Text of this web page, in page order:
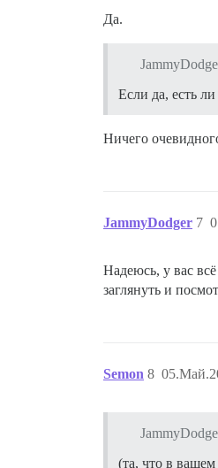
Да.
Если да, есть
Ничего
JammyDodger 7
Надеюсь, у вас
заглянуть и
Semon 8
(та, что в